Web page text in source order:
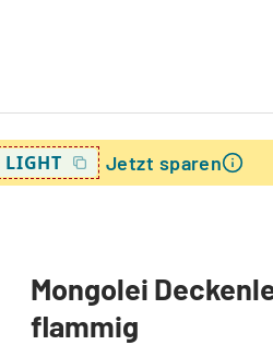
LIGHT Jetzt sparen
Mongolei
flammig